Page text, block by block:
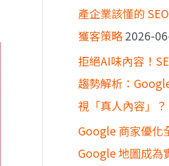
產企業該懂的
獲客策略2026-
拒絕AI味內容！
趨勢解析：
視「真人內容」？
Google 商家優化
Google 地圖成為